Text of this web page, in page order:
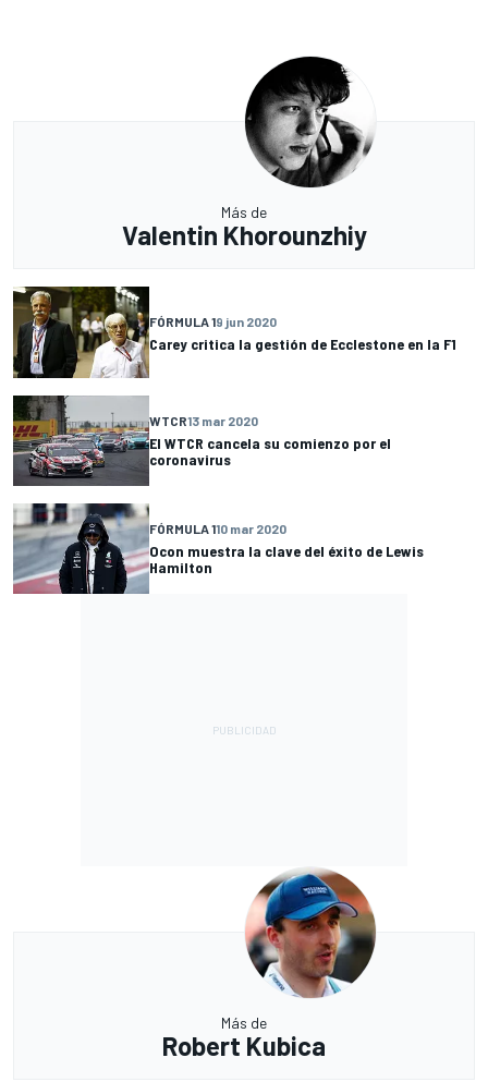
Más de
Valentin Khorounzhiy
FÓRMULA 19 jun 2020
Carey critica la gestión de Ecclestone en la F1
WTCR13 mar 2020
El WTCR cancela su comienzo por el
coronavirus
FÓRMULA 110 mar 2020
Ocon muestra la clave del éxito de Lewis
Hamilton
Más de
Robert Kubica